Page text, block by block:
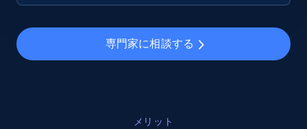
Amazon sellers info
Seller id, URL, Seller name, Description, Detailed
専門家に相談する
メリット